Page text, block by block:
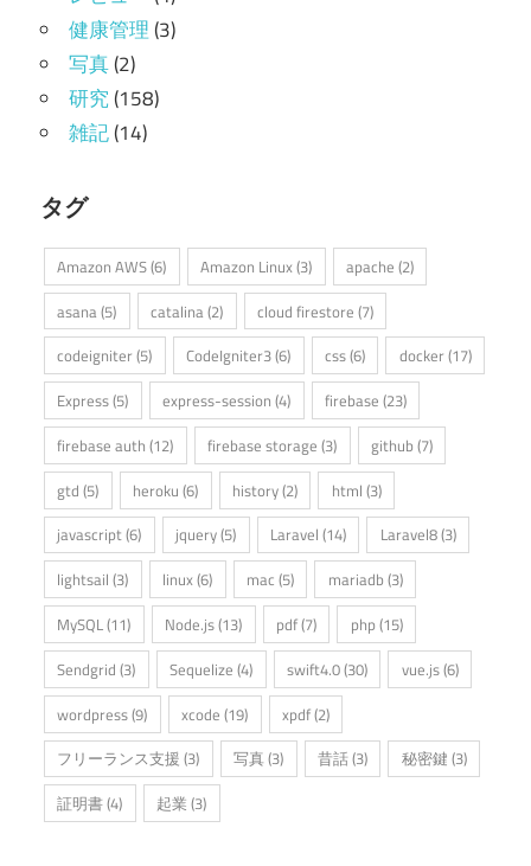
健康管理(3)
写真(2)
研究(158)
雑記(14)
タグ
Amazon AWS(6) Amazon Linux(3) apache (2)
asana (5) catalina (2) cloud firestore (7)
codeigniter (5) CodeIgniter3(6) css(6) docker (17)
Express(5) express-session (4) firebase (23)
firebase auth (12) firebase storage (3) github (7)
gtd (5) heroku (6) history(2) html (3)
javascript(6) jquery(5) Laravel (14) Laravel8(3)
lightsail (3) linux(6) mac (5) mariadb (3)
MySQL(11) Node.js(13) pdf(7) php(15)
Sendgrid (3) Sequelize (4) swift4.0(30) vue.js(6)
wordpress(9) xcode (19) xpdf(2)
フリーランス支援 (3) 写真(3) 昔話(3) 秘密鍵 (3)
証明書(4) 起業 (3)